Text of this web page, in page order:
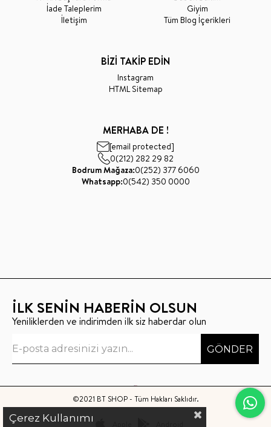
İade Taleplerim
İletişim
Giyim
Tüm Blog İçerikleri
BİZİ TAKİP EDİN
Instagram
HTML Sitemap
MERHABA DE !
[email protected]
0(212) 282 29 82
Bodrum Mağaza:0(252) 377 6060
Whatsapp:0(542) 350 0000
İLK SENİN HABERİN OLSUN
Yeniliklerden ve indirimden ilk siz haberdar olun
GÖNDER
©2021 BT SHOP - Tüm Hakları Saklıdır.
Çerez Kullanımı